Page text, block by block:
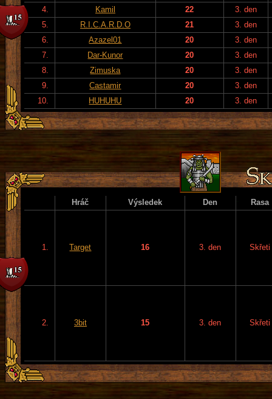
4.
Kamil 22
3. den
5.
R.I.C.A.R.D.O 21
3. den
6.
Azazel01 20
3. den
7.
Dar-Kunor 20
3. den
8.
Zimuska 20
3. den
9.
Castamir 20
3. den
10.
HUHUHU 20 3. den
Hráč Výsledek Den Rasa
1. Target 16 3. den Skřeti
2. 3bit 15 3. den Skřeti